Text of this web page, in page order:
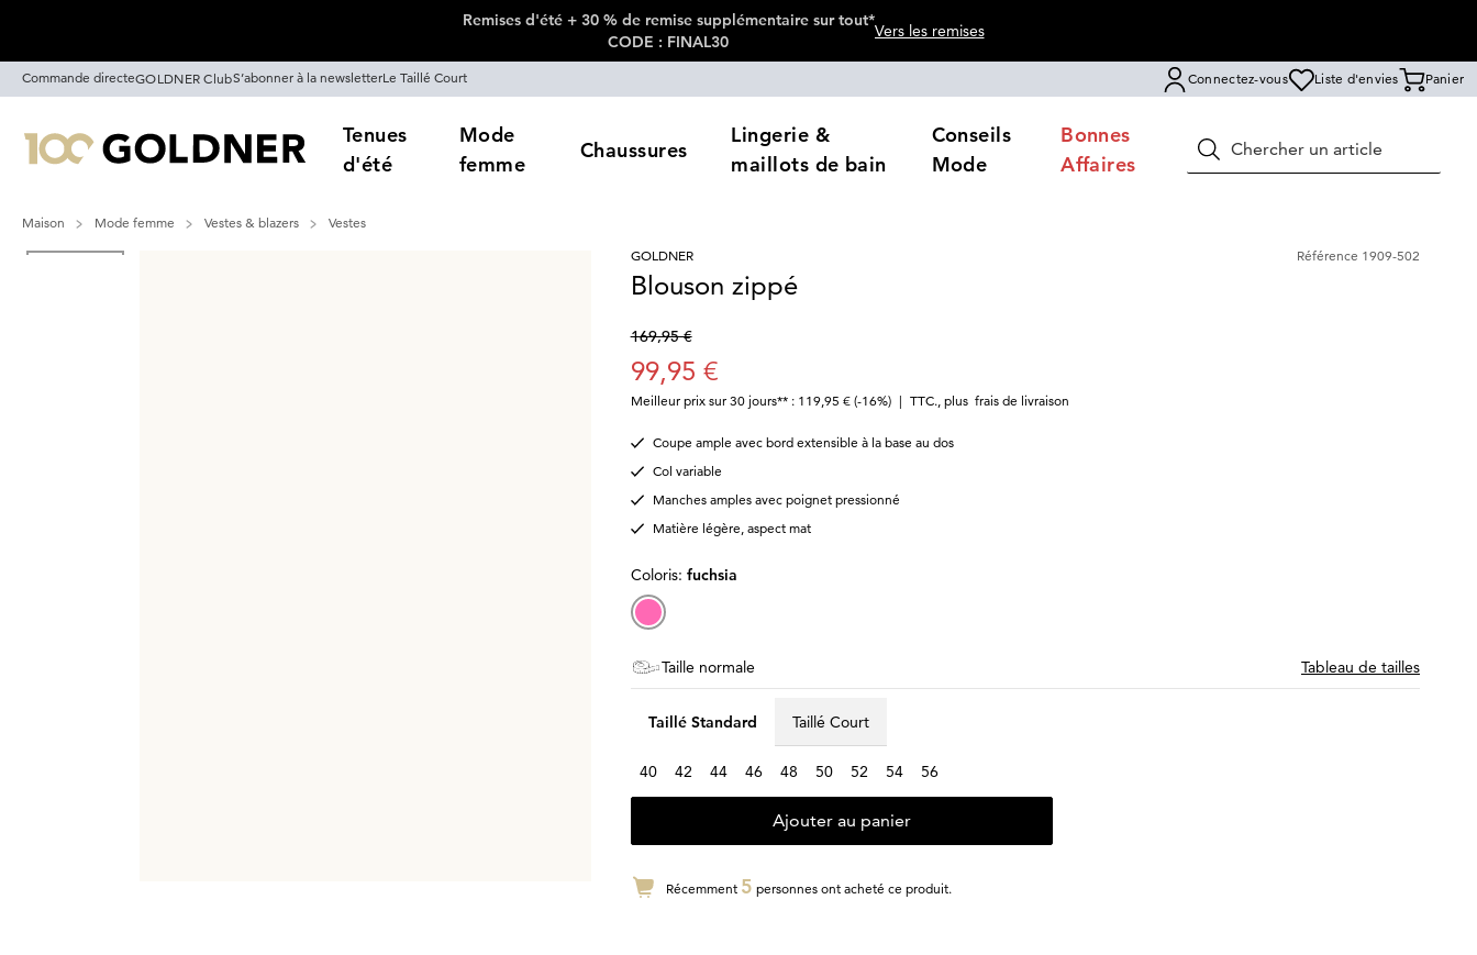
Remises d'été + 30 % de remise supplémentaire sur tout*
CODE : FINAL30
Vers les remises
Commande directeGOLDNER ClubS’abonner à la newsletterLe Taillé Court Connectez-vous Liste d'envies Panier
Tenues
d'été
Mode
femme
Chaussures
Lingerie &
maillots de bain
Conseils
Mode
Bonnes
Affaires
Rechercher
Maison Mode femme Vestes & blazers
Vestes
GOLDNER
Référence 1909-502
Blouson zippé
169,95 €
99,95 €
Meilleur prix sur 30 jours** : 119,95 € (-16%) | TTC., plus frais de livraison
Coupe ample avec bord extensible à la base au dos
Col variable
Manches amples avec poignet pressionné
Matière légère, aspect mat
Coloris: fuchsia
Taille normale Tableau de tailles
Taillé Standard Taillé Court
40 42 44 46 48 50 52 54 56
Ajouter au panier
Récemment 5 personnes ont acheté ce produit.